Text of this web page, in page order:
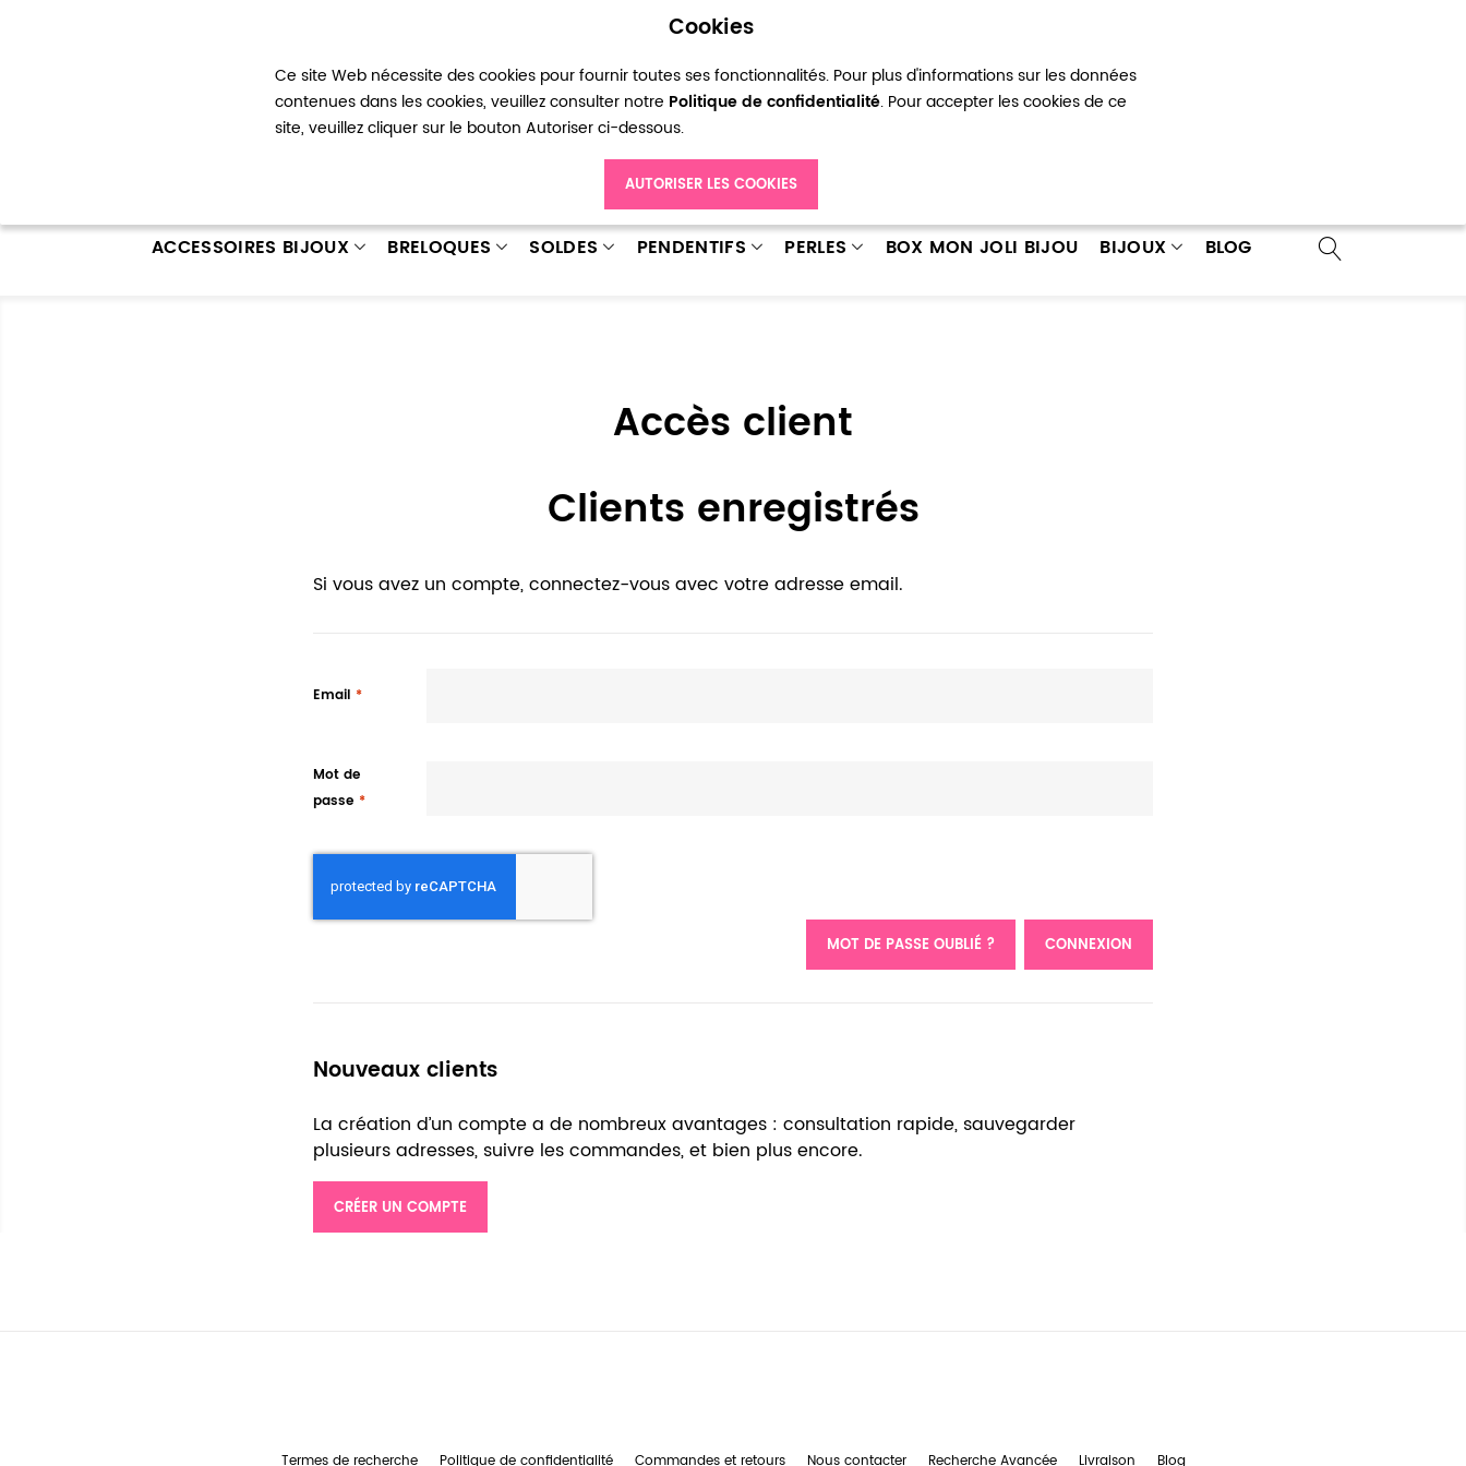
Cookies
Ce site Web nécessite des cookies pour fournir toutes ses fonctionnalités. Pour plus d'informations sur les données
contenues dans les cookies, veuillez consulter notre Politique de confidentialité. Pour accepter les cookies de ce
site, veuillez cliquer sur le bouton Autoriser ci-dessous.
AUTORISER LES COOKIES
Mon compte Ma liste d’envies Connexion Créer un compte
ACCESSOIRES BIJOUX BRELOQUES SOLDES PENDENTIFS PERLES BOX MON JOLI BIJOU BIJOUX BLOG
Accès client
Clients enregistrés
Si vous avez un compte, connectez-vous avec votre adresse email.
Email
Mot de
passe
CONNEXION
MOT DE PASSE OUBLIÉ ?
Nouveaux clients
La création d’un compte a de nombreux avantages : consultation rapide, sauvegarder
plusieurs adresses, suivre les commandes, et bien plus encore.
CRÉER UN COMPTE
Termes de recherche Politique de confidentialité Commandes et retours Nous contacter Recherche Avancée Livraison Blog